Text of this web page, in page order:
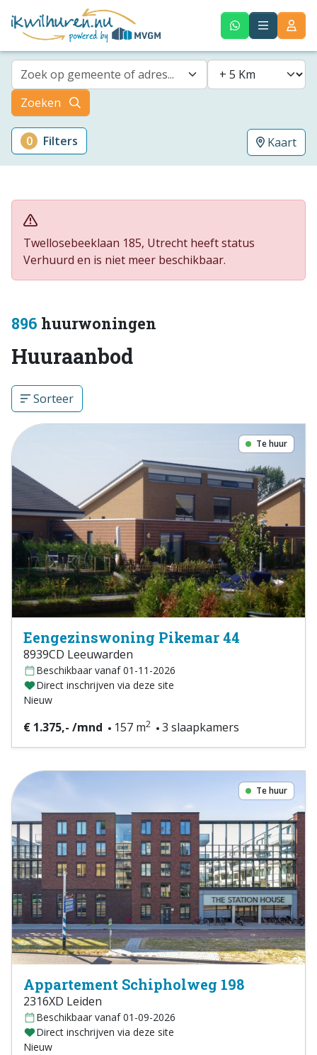
Zoek op gemeente of adres...
Zoeken
0 Filters Kaart
Twellosebeeklaan 185, Utrecht heeft status
Verhuurd en is niet meer beschikbaar.
896 huurwoningen
Huuraanbod
Sorteer
Te huur
Eengezinswoning Pikemar 44
8939CD Leeuwarden
Beschikbaar vanaf 01-11-2026
Direct inschrijven via deze site
Nieuw
€ 1.375,- /mnd 157 m2 3 slaapkamers
Te huur
Appartement Schipholweg 198
2316XD Leiden
Beschikbaar vanaf 01-09-2026
Direct inschrijven via deze site
Nieuw